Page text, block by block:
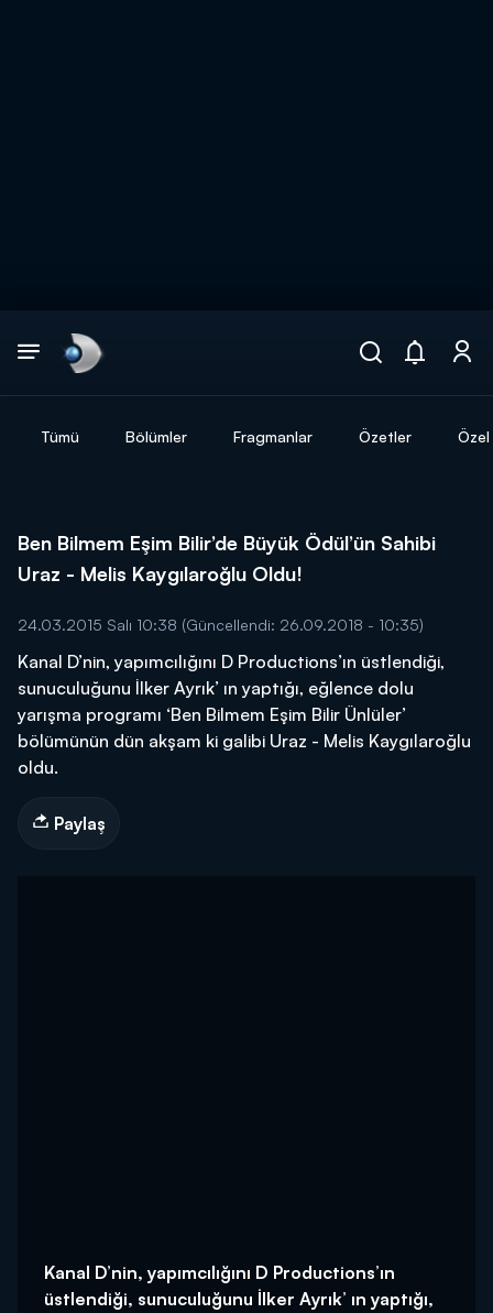
Tümü Bölümler Fragmanlar Özetler
Ben Bilmem Eşim Bilir’de Büyük Ödül’ün Sahibi
Uraz - Melis Kaygılaroğlu Oldu!
24.03.2015 Salı 10:38 (Güncellendi: 26.09.2018 - 10:35)
Kanal D’nin, yapımcılığını D Productions’ın üstlendiği,
sunuculuğunu İlker Ayrık’ ın yaptığı, eğlence dolu
yarışma programı ‘Ben Bilmem Eşim Bilir Ünlüler’
bölümünün dün akşam ki galibi Uraz - Melis Kaygılaroğlu
oldu.
Paylaş
Kanal D’nin, yapımcılığını D Productions’ın
üstlendiği, sunuculuğunu İlker Ayrık’ ın yaptığı,